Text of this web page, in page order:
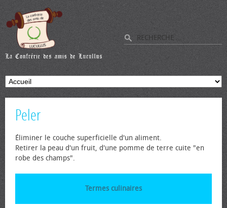
Peler
Éliminer le couche superficielle d'un aliment.
Retirer la peau d'un fruit, d'une pomme de terre cuite "en
robe des champs".
Termes culinaires